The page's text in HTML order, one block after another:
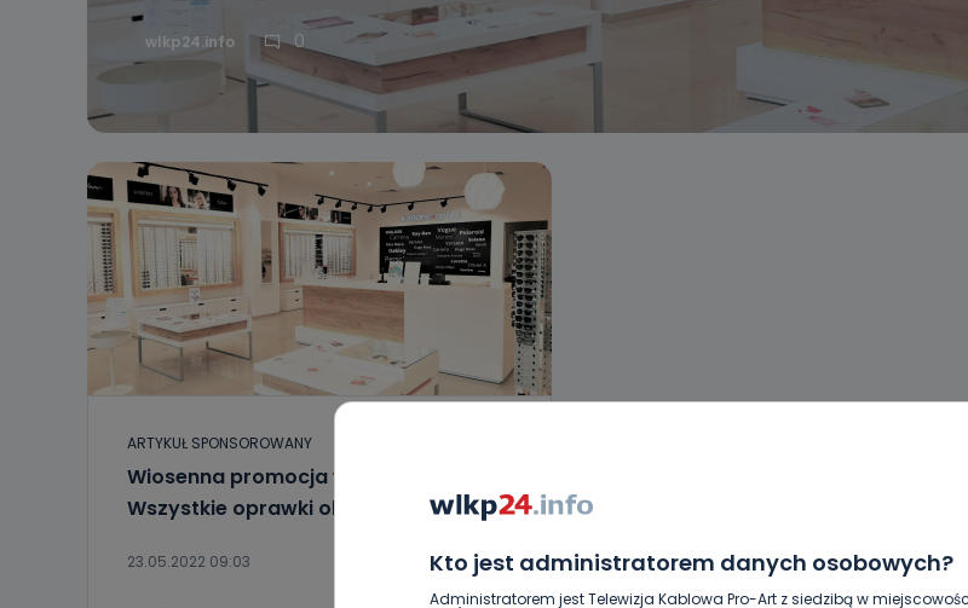
Kto jest administratorem danych osobowych?
Administratorem jest Telewizja Kablowa Pro-Art z siedzibą w
wlkp24.info 0
ARTYKUŁ SPONSOROWANY
Wiosenna promocja w KODANO Optyk!
Wszystkie oprawki okularowe za 1zł!
23.05.2022 09:03